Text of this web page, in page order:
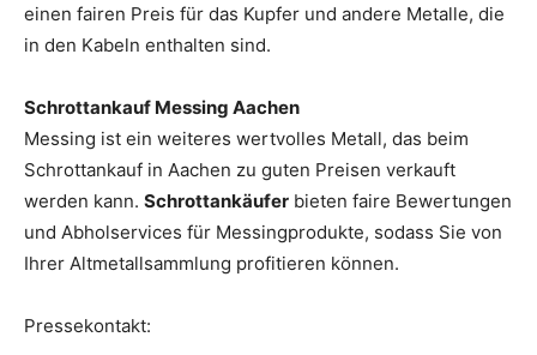
einen fairen Preis für das Kupfer und andere Metalle, die
in den Kabeln enthalten sind.
Schrottankauf Messing Aachen
Messing ist ein weiteres wertvolles Metall, das beim
Schrottankauf in Aachen zu guten Preisen verkauft
werden kann. Schrottankäufer bieten faire Bewertungen
und Abholservices für Messingprodukte, sodass Sie von
Ihrer Altmetallsammlung profitieren können.
Pressekontakt: